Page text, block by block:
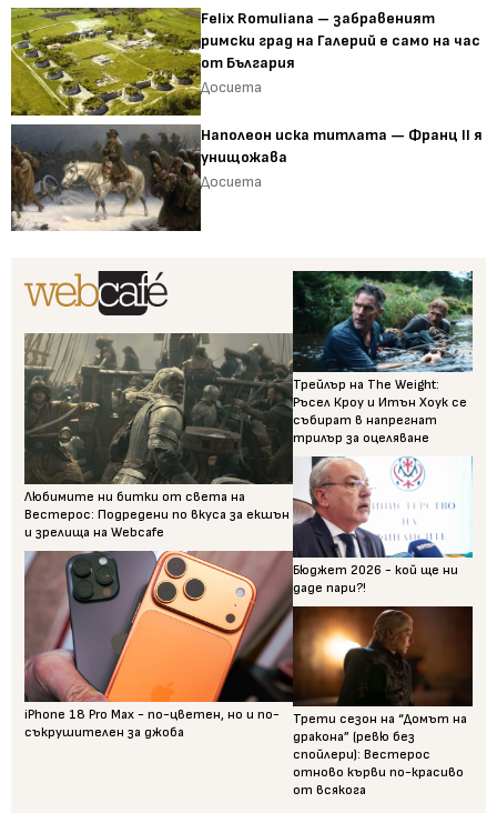
Felix Romuliana – забравеният
римски град на Галерий е само на час
от България
Досиета
Наполеон иска титлата — Франц II я
унищожава
Досиета
Любимите ни битки от света на
Вестерос: Подредени по вкуса за екшън
и зрелища на Webcafe
iPhone 18 Pro Max - по-цветен, но и по-
съкрушителен за джоба
Трейлър на The Weight:
Ръсел Кроу и Итън Хоук се
събират в напрегнат
трилър за оцеляване
Бюджет 2026 - кой ще ни
даде пари?!
Трети сезон на “Домът на
дракона” (ревю без
спойлери): Вестерос
отново кърви по-красиво
от всякога